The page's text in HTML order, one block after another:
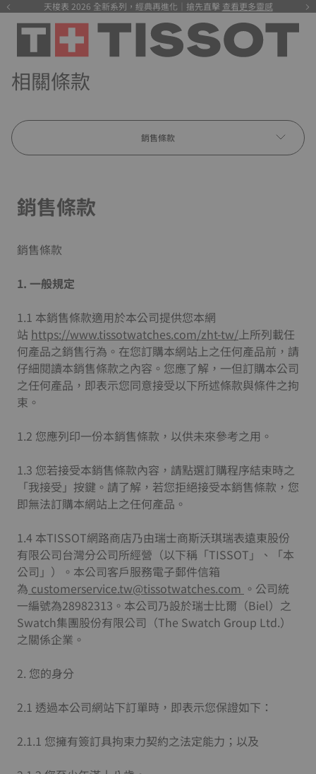
天梭表 2026 全新系列，經典再進化｜搶先直擊 查看更多靈感
相關條款
銷售條款
銷售條款
銷售條款
1. 一般規定
1.1 本銷售條款適用於本公司提供您本網
站 https://www.tissotwatches.com/zht-tw/上所列載任
何產品之銷售行為。在您訂購本網站上之任何產品前，請
仔細閱讀本銷售條款之內容。您應了解，一但訂購本公司
之任何產品，即表示您同意接受以下所述條款與條件之拘
束。
1.2 您應列印一份本銷售條款，以供未來參考之用。
1.3 您若接受本銷售條款內容，請點選訂購程序結束時之
「我接受」按鍵。請了解，若您拒絕接受本銷售條款，您
即無法訂購本網站上之任何產品。
1.4 本TISSOT網路商店乃由瑞士商斯沃琪瑞表遠東股份
有限公司台灣分公司所經營（以下稱「TISSOT」、「本
公司」）。本公司客戶服務電子郵件信箱
為 customerservice.tw@tissotwatches.com 。公司統
一編號為28982313。本公司乃設於瑞士比爾（Biel）之
Swatch集團股份有限公司（The Swatch Group Ltd.）
之關係企業。
2. 您的身分
2.1 透過本公司網站下訂單時，即表示您保證如下：
2.1.1 您擁有簽訂具拘束力契約之法定能力；以及